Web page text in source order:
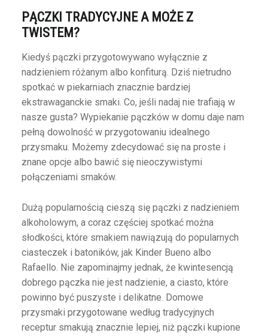
PĄCZKI TRADYCYJNE A MOŻE Z
TWISTEM?
Kiedyś pączki przygotowywano wyłącznie z
nadzieniem różanym albo konfiturą. Dziś nietrudno
spotkać w piekarniach znacznie bardziej
ekstrawaganckie smaki. Co, jeśli nadaj nie trafiają w
nasze gusta? Wypiekanie pączków w domu daje nam
pełną dowolność w przygotowaniu idealnego
przysmaku. Możemy zdecydować się na proste i
znane opcje albo bawić się nieoczywistymi
połączeniami smaków.
Dużą popularnością cieszą się pączki z nadzieniem
alkoholowym, a coraz częściej spotkać można
słodkości, które smakiem nawiązują do popularnych
ciasteczek i batoników, jak Kinder Bueno albo
Rafaello. Nie zapominajmy jednak, że kwintesencją
dobrego pączka nie jest nadzienie, a ciasto, które
powinno być puszyste i delikatne. Domowe
przysmaki przygotowane według tradycyjnych
receptur smakują znacznie lepiej, niż pączki kupione